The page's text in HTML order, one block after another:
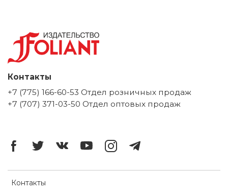
Контакты
Контакты
+7 (775) 166-60-53 Отдел розничных продаж
+7 (707) 371-03-50 Отдел оптовых продаж